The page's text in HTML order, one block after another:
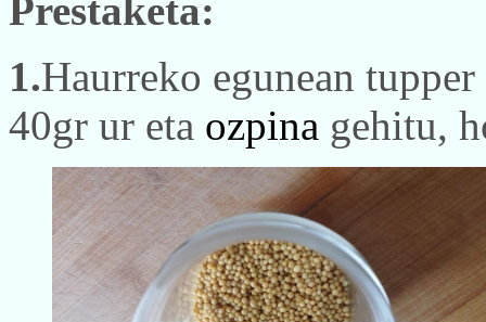
Prestaketa:
1.Haurreko egunean
40gr ur eta ozpina gehitu,